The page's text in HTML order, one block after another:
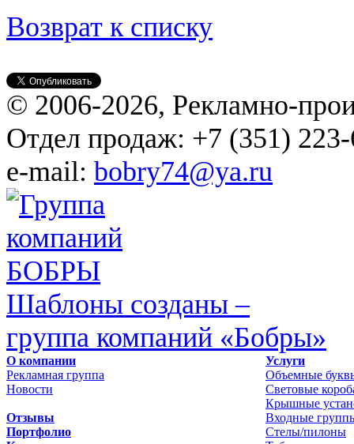
Возврат к списку
© 2006-2026, Рекламно-
Отдел продаж: +7 (351)
e-mail: bobry74@ya.ru
Шаблоны созданы –
группа компаний «Бобры»
О компании
Рекламная группа
Новости
Отзывы
Портфолио
Услуги
Объемные
Световые
Крышные
Входные
Стелы/пилоны